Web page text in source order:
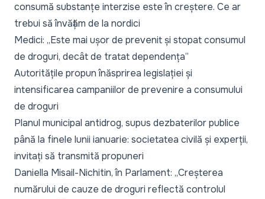
consumă substanțe interzise este în creștere. Ce ar
trebui să învățăm de la nordici
Medici: „Este mai ușor de prevenit și stopat consumul
de droguri, decât de tratat dependența”
Autoritățile propun înăsprirea legislației și
intensificarea campaniilor de prevenire a consumului
de droguri
Planul municipal antidrog, supus dezbaterilor publice
până la finele lunii ianuarie: societatea civilă și experții,
invitați să transmită propuneri
Daniella Misail-Nichitin, în Parlament: „Creșterea
numărului de cauze de droguri reflectă controlul